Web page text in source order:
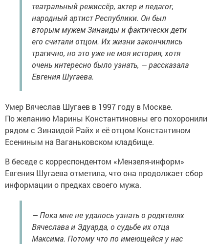
театральный режиссёр, актер и педагог,
народный артист Республики. Он был
вторым мужем Зинаиды и фактически дети
его считали отцом. Их жизни закончились
трагично, но это уже не моя история, хотя
очень интересно было узнать, — рассказала
Евгения Шугаева.
Умер Вячеслав Шугаев в 1997 году в Москве.
По желанию Марины Константиновны его похоронили
рядом с Зинаидой Райх и её отцом Константином
Есениным на Ваганьковском кладбище.
В беседе с корреспондентом «Мензеля-информ»
Евгения Шугаева отметила, что она продолжает сбор
информации о предках своего мужа.
— Пока мне не удалось узнать о родителях
Вячеслава и Эдуарда, о судьбе их отца
Максима. Потому что по имеющейся у нас